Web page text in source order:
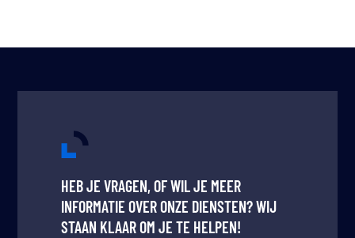
HEB JE VRAGEN, OF WIL JE MEER
INFORMATIE OVER ONZE DIENSTEN? WIJ
STAAN KLAAR OM JE TE HELPEN!